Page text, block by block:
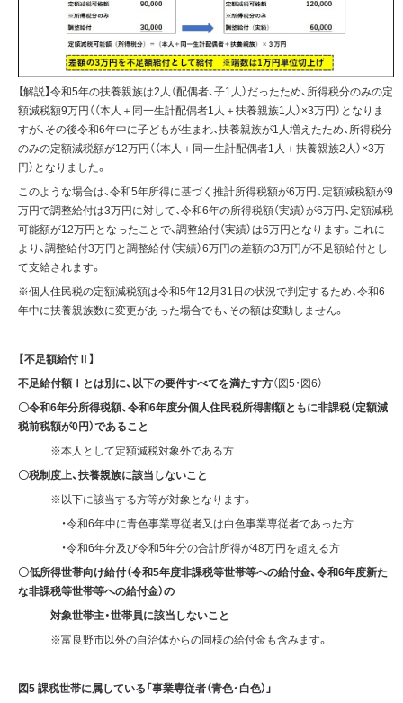
【解説】令和5年の扶養親族は2人（配偶者、子1人）だったため、所得税分のみの定
額減税額9万円（（本人＋同一生計配偶者1人＋扶養親族1人）×3万円）となりま
すが、その後令和6年中に子どもが生まれ、扶養親族が1人増えたため、所得税分
のみの定額減税額が12万円（（本人＋同一生計配偶者1人＋扶養親族2人）×3万
円）となりました。
このような場合は、令和5年所得に基づく推計所得税額が6万円、定額減税額が9
万円で調整給付は3万円に対して、令和6年の所得税額（実績）が6万円、定額減税
可能額が12万円となったことで、調整給付（実績）は6万円となります。これに
より、調整給付3万円と調整給付（実績）6万円の差額の3万円が不足額給付とし
て支給されます。
※個人住民税の定額減税額は令和5年12月31日の状況で判定するため、令和6
年中に扶養親族数に変更があった場合でも、その額は変動しません。
【不足額給付Ⅱ】
不足給付額Ⅰとは別に、以下の要件すべてを満たす方（図5・図6）
〇令和6年分所得税額、令和6年度分個人住民税所得割額ともに非課税（定額減
税前税額が0円）であること
※本人として定額減税対象外である方
〇税制度上、扶養親族に該当しないこと
※以下に該当する方等が対象となります。
・令和6年中に青色事業専従者又は白色事業専従者であった方
・令和6年分及び令和5年分の合計所得が48万円を超える方
〇低所得世帯向け給付（令和5年度非課税等世帯等への給付金、令和6年度新た
な非課税等世帯等への給付金）の
対象世帯主・世帯員に該当しないこと
※富良野市以外の自治体からの同様の給付金も含みます。
図5 課税世帯に属している「事業専従者（青色・白色）」